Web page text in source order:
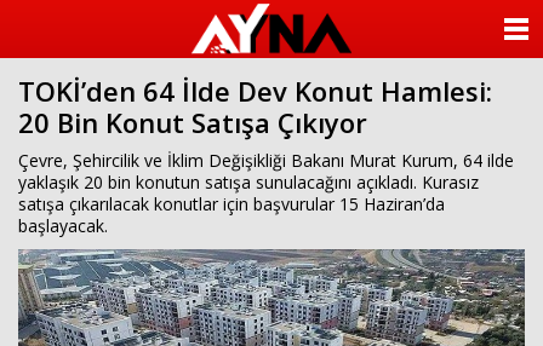
sohbet
cinsel
sohbet
sohbet
mobil
sohbet
islami
sohbetler
TOKİ’den 64 İlde Dev Konut Hamlesi:
20 Bin Konut Satışa Çıkıyor
Çevre, Şehircilik ve İklim Değişikliği Bakanı Murat Kurum, 64 ilde
yaklaşık 20 bin konutun satışa sunulacağını açıkladı. Kurasız
satışa çıkarılacak konutlar için başvurular 15 Haziran’da
başlayacak.
KATEGORİLER
ANKETLER
FOTO GALERİ
VİDEO GALERİ